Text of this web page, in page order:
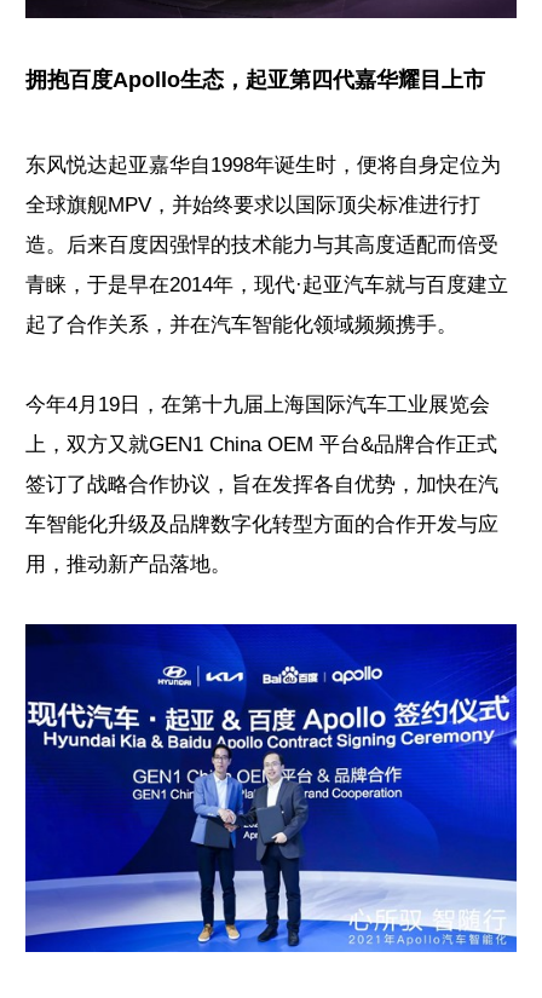
拥抱百度Apollo生态，起亚第四代嘉华耀目上市
东风悦达起亚嘉华自1998年诞生时，便将自身定位为
全球旗舰MPV，并始终要求以国际顶尖标准进行打
造。后来百度因强悍的技术能力与其高度适配而倍受
青睐，于是早在2014年，现代·起亚汽车就与百度建立
起了合作关系，并在汽车智能化领域频频携手。
今年4月19日，在第十九届上海国际汽车工业展览会
上，双方又就GEN1 China OEM 平台&品牌合作正式
签订了战略合作协议，旨在发挥各自优势，加快在汽
车智能化升级及品牌数字化转型方面的合作开发与应
用，推动新产品落地。